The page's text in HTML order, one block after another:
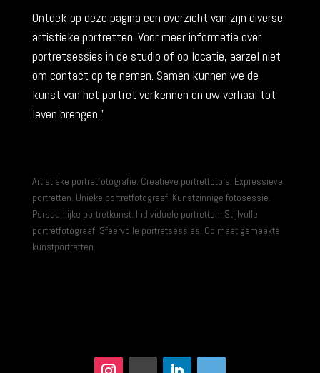
Ontdek op deze pagina een overzicht van zijn diverse
artistieke portretten. Voor meer informatie over
portretsessies in de studio of op locatie, aarzel niet
om contact op te nemen. Samen kunnen we de
kunst van het portret verkennen en uw verhaal tot
leven brengen.”
Artistieke portretfotografie. Creatieve portretfoto’s. Expressieve
portretten. Unieke portretfotograaf. Kunstzinnige fotosessie.
Persoonlijke portretkunst. Individuele portretten. Stijlvolle
portretfotograaf. Sfeervolle portretsessies. Op maat gemaakte
kunstportretten.